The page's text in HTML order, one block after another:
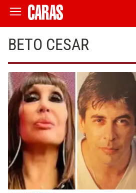
BETO CESAR